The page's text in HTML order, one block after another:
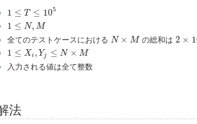
1 ≤ T ≤ 105
≤10
1 ≤ N, M
1 N M
全てのテストケースにおける N × M
N× M の総和は 2 ×
2
1 ≤ Xi , Yj ≤ N × M
1 X ,Y ≤N M
入力される値は全て整数
法